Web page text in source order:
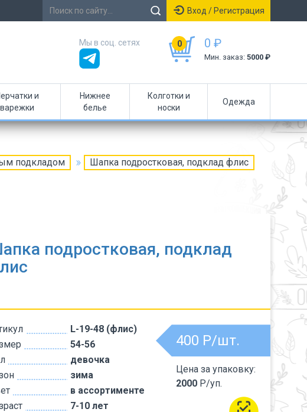
Вход / Регистрация
0 0 ₽
Мин. заказ: 5000 ₽
Мы в соц. сетях
и
варежки
Нижнее
белье
Колготки и
носки
Одежда
подкладом
Шапка подростковая, подклад флис
подростковая, подклад
L-19-48 (флис)
54-56
девочка
зима
в ассортименте
7-10 лет
400 Р/шт.
Цена за упаковку:
2000 Р/уп.